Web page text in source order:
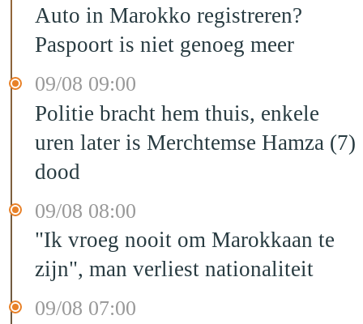
Auto in Marokko registreren?
Paspoort is niet genoeg meer
09/08 09:00
Politie bracht hem thuis, enkele
uren later is Merchtemse Hamza (7)
dood
09/08 08:00
"Ik vroeg nooit om Marokkaan te
zijn", man verliest nationaliteit
09/08 07:00